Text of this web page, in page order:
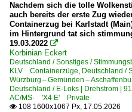
Nachdem sich die tolle
auch bereits der erste Zug
Containerzug bei Karlstadt
im Hintergrund tat sich
19.03.2022 
Korbinian Eckert
Deutschland / Sonstiges /
KLV Containerzüge, Deutschland /
Würzburg – Gemünden –
Deutschland / E-Loks | Drehstrom |
AC/MS· 'X4 E' Private
 108 1600x1067 Px, 17.05.2026